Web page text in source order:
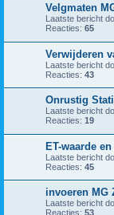
Velgmaten
Laatste bericht
Reacties: 65
Verwijderen
Laatste bericht
Reacties: 43
Onrustig
Laatste bericht
Reacties: 19
ET-waarde
Laatste bericht
Reacties: 45
invoeren MG
Laatste bericht
Reacties: 53